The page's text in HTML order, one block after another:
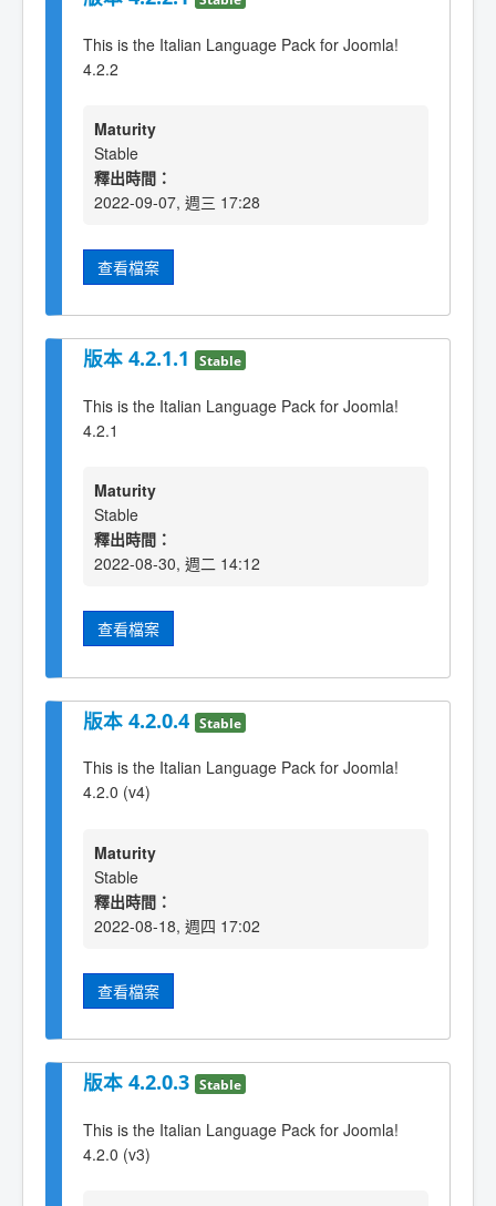
This is the Italian Language Pack for Joomla!
4.2.2
Maturity
Stable
釋出時間：
2022-09-07, 週三 17:28
查看檔案
版本 4.2.1.1 Stable
This is the Italian Language Pack for Joomla!
4.2.1
Maturity
Stable
釋出時間：
2022-08-30, 週二 14:12
查看檔案
版本 4.2.0.4 Stable
This is the Italian Language Pack for Joomla!
4.2.0 (v4)
Maturity
Stable
釋出時間：
2022-08-18, 週四 17:02
查看檔案
版本 4.2.0.3 Stable
This is the Italian Language Pack for Joomla!
4.2.0 (v3)